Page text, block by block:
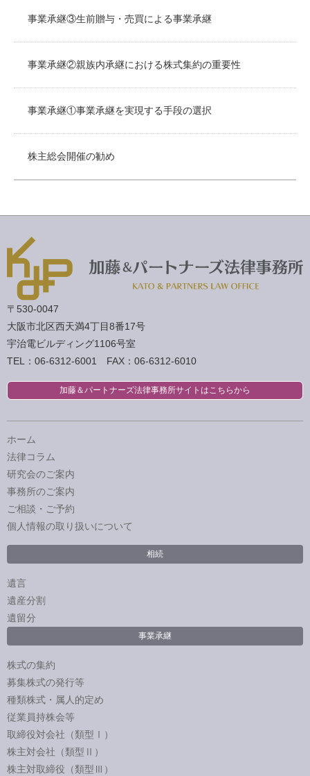
事業承継③生前贈与・売買による事業承継
事業承継②親族内承継における株式集約の重要性
事業承継①事業承継を実現する手段の選択
株主総会開催の勧め
〒530-0047
大阪市北区西天満4丁目8番17号
宇治電ビルディング1106号室
TEL：06-6312-6001 FAX：06-6312-6010
加藤＆パートナーズ法律事務所サイトはこちらから
ホーム
法律コラム
研究会のご案内
事務所のご案内
ご相談・ご予約
個人情報の取り扱いについて
相続
遺言
遺産分割
遺留分
事業承継
株式の集約
募集株式の発行等
種類株式・属人的定め
従業員持株会等
取締役対会社（類型Ⅰ）
株主対会社（類型Ⅱ）
株主対取締役（類型Ⅲ）